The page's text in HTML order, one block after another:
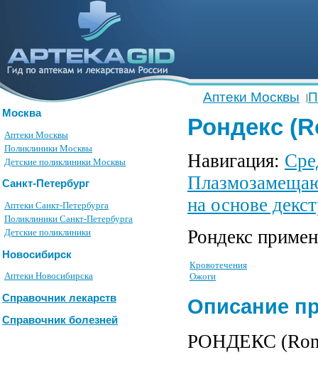
Аптеки Москвы |
Москва
Аптеки Москвы
Поликлиники Москвы
Детские поликлиники Москвы
Санкт-Петербург
Аптеки Санкт-Петербурга
Поликлиники Санкт-Петербурга
Детские поликлиники
Новосибирск
Аптеки Новосибирска
Справочник лекарств
Справочник болезней
Рондекс
Навигация:
на основе
Рондекс
Кровотечения
Ожоги
Описание
РОНДЕКС